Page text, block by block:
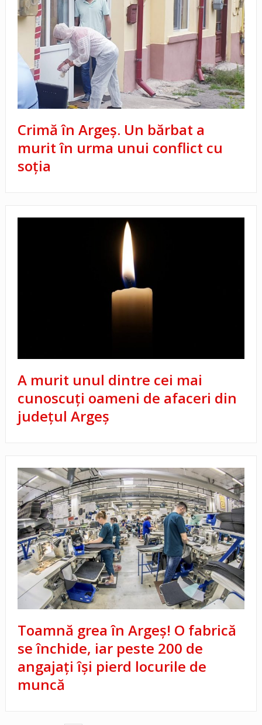
Crimă în Argeș. Un bărbat a
murit în urma unui conflict cu
soția
A murit unul dintre cei mai
cunoscuți oameni de afaceri din
județul Argeș
Toamnă grea în Argeș! O fabrică
se închide, iar peste 200 de
angajați își pierd locurile de
muncă